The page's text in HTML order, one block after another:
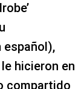
español),
hicieron en
compartido